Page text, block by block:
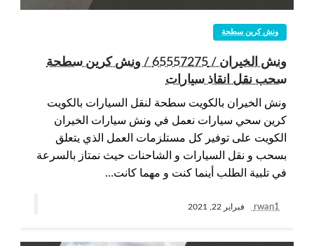
ونش كرين سطحة
ونش الخيران / 65557275 / ونش كرين سطحة
سحب نقل انقاذ سيارات
ونش الخيران بالكويت سطحة لنقل السيارات بالكويت
كرين سحي سيارات نعمل في ونش سيارات الخيران
الكويت على توفير كل مستلزمات العمل الذي يتعلق
بسحب و نقل السيارات و الشاحنات حيث نمتاز بالسرعة
في تلبية الطلب أينما كنت و مهما كانت…
rwan1 فبراير 22, 2021